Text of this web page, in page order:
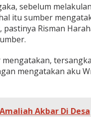
sebelum melakulan
itu sumber
pastinya Risman
mengatakan aku
Akbar Di Desa